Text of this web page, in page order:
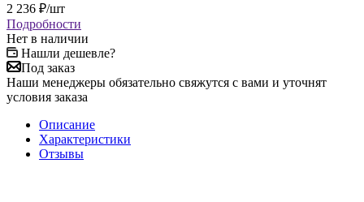
2 236 ₽/шт
Подробности
Нет в наличии
Нашли дешевле?
Под заказ
Наши менеджеры обязательно свяжутся с вами и уточнят
условия заказа
Описание
Характеристики
Отзывы